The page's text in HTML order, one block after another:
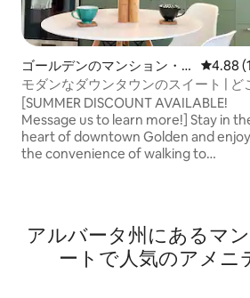
ゴールデンのマンション・
アパート
レビュ
4.88
モダンなダウンタウンのスイート | ど
でも徒歩で行けます
[SUMMER DISCOUNT AVAILABLE!
Message us to learn more!] Stay in the
heart of downtown Golden and enjoy
the convenience of walking to
for a comfortable mountain getaway,
with beautiful mountain views and
access to some of the Canadian
アルバータ州にあるマ
ートで人気のアメニ